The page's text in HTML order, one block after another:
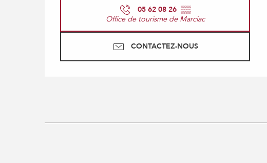
05 62 08 26 ▒▒
Office de tourisme de Marciac
CONTACTEZ-NOUS